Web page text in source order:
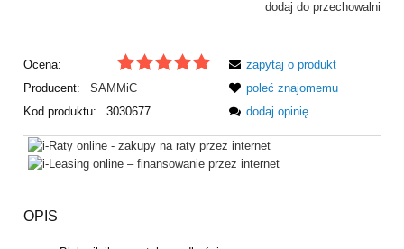
dodaj do przechowalni
Ocena:
Producent:
SAMMiC
Kod produktu:
3030677
zapytaj o produkt
poleć znajomemu
dodaj opinię
OPIS